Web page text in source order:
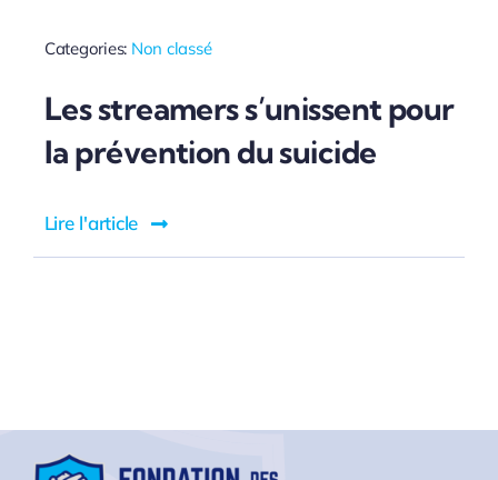
Categories: Non classé
Les streamers s’unissent pour
la prévention du suicide
Lire l'article